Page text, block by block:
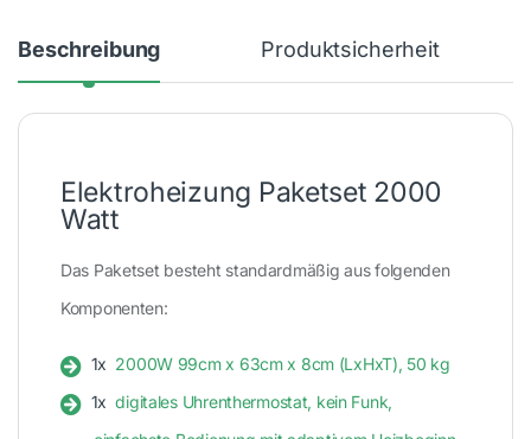
Beschreibung Produktsicherheit
Elektroheizung Paketset 2000
Watt
Das Paketset besteht standardmäßig aus folgenden
Komponenten:
1x 2000W 99cm x 63cm x 8cm (LxHxT), 50 kg
1x digitales Uhrenthermostat, kein Funk,